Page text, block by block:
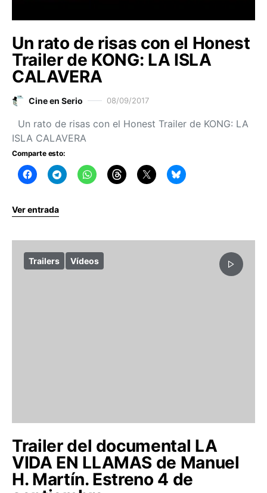
Un rato de risas con el Honest
Trailer de KONG: LA ISLA
CALAVERA
Cine en Serio 08/09/2017
Un rato de risas con el Honest Trailer de KONG: LA
ISLA CALAVERA
Comparte esto:
Ver entrada
Trailers Vídeos
Trailer del documental LA
VIDA EN LLAMAS de Manuel
H. Martín. Estreno 4 de